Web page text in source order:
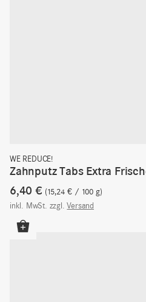
WE REDUCE!
Zahnputz Tabs Extra
6,40 € 15,24€ / 100 g
inkl. MwSt. zzgl.Versand